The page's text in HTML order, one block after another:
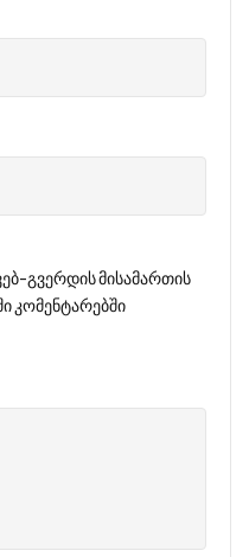
გვერდის მისამართის
კომენტარებში